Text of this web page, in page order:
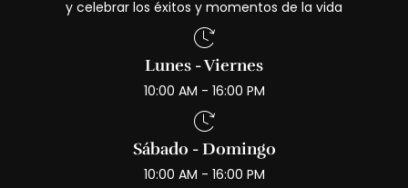
y celebrar los éxitos y momentos de la vida
Lunes - Viernes
10:00 AM - 16:00 PM
Sábado - Domingo
10:00 AM - 16:00 PM